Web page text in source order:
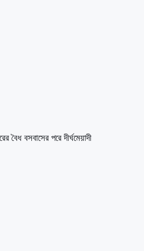
বসবাসের পরে দীর্ঘমেয়াদী